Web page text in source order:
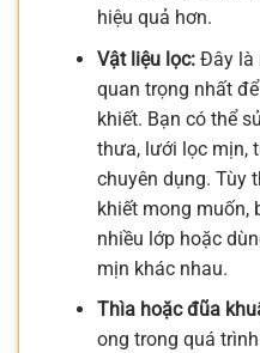
hiệu quả hơn.
Vật liệu lọc:Đây là
quan trọng nhất
khiết. Bạn có thể
thưa, lưới lọc mịn,
chuyên dụng. Tùy
khiết mong muốn,
nhiều lớp hoặc
mịn khác nhau.
Thìa hoặc đũa
ong trong quá